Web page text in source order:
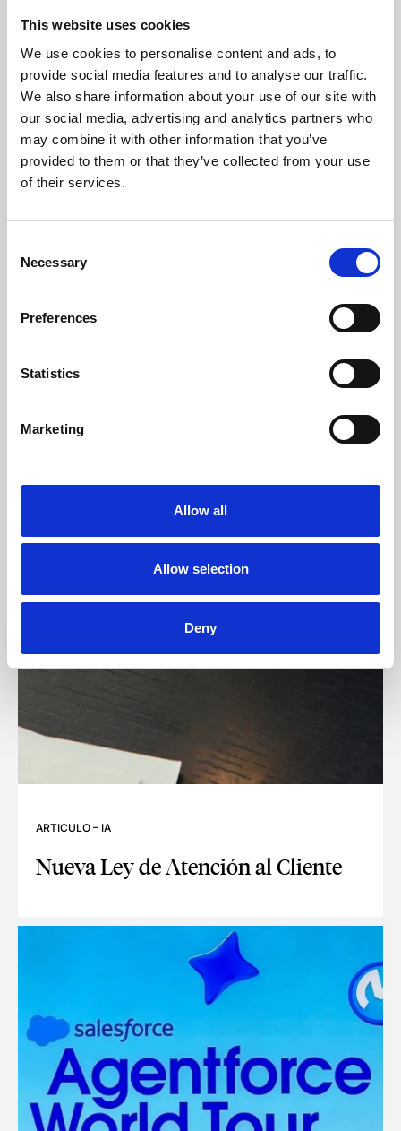
This website uses cookies
We use cookies to personalise content and ads, to
provide social media features and to analyse our traffic.
We also share information about your use of our site with
our social media, advertising and analytics partners who
may combine it with other information that you’ve
provided to them or that they’ve collected from your use
of their services.
Selection
Necessary
Preferences
Statistics
Marketing
Allow all
Allow selection
Deny
ARTICULO
Infinito» en una jornada de
MARKETING, IA Y EL «JOURNEY INFINITO» EN UNA
ARTICULO – IA
Nueva Ley de Atención al Cliente